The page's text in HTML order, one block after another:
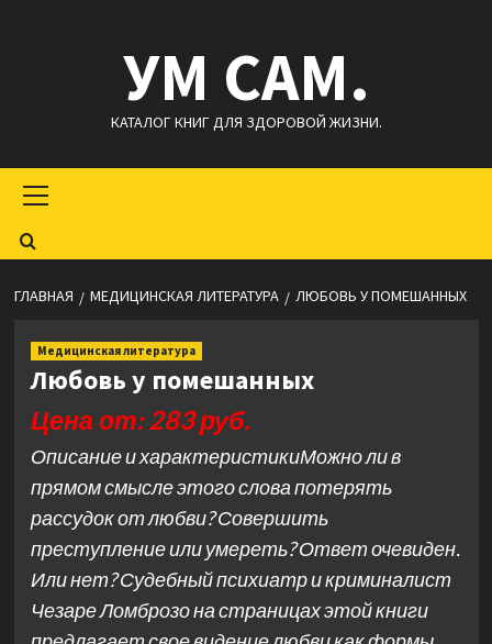
УМ САМ.
КАТАЛОГ КНИГ ДЛЯ ЗДОРОВОЙ ЖИЗНИ.
меню
ГЛАВНАЯ МЕДИЦИНСКАЯ ЛИТЕРАТУРА ЛЮБОВЬ У ПОМЕШАННЫХ
Медицинская литература
Любовь у помешанных
Цена от: 283 руб.
Описание и характеристикиМожно ли в
прямом смысле этого слова потерять
рассудок от любви? Совершить
преступление или умереть? Ответ очевиден.
Или нет? Судебный психиатр и криминалист
Чезаре Ломброзо на страницах этой книги